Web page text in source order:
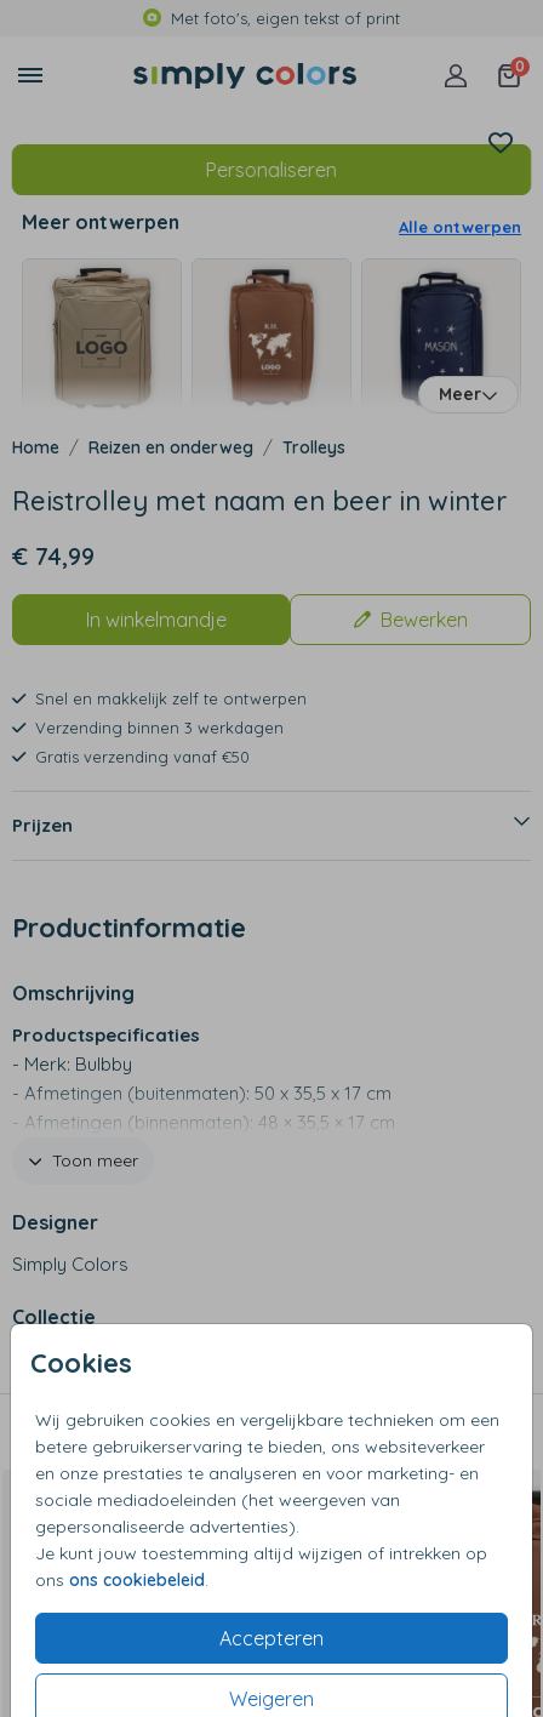
Met foto's, eigen tekst of print
0
Cookies
Wij gebruiken cookies en vergelijkbare technieken om een
betere gebruikerservaring te bieden, ons websiteverkeer
en onze prestaties te analyseren en voor marketing- en
sociale mediadoeleinden (het weergeven van
gepersonaliseerde advertenties).
Je kunt jouw toestemming altijd wijzigen of intrekken op
ons ons cookiebeleid.
Accepteren
Weigeren
Personaliseren
Meer ontwerpen Alle ontwerpen
Meer
Reizen en onderweg Trolleys
Reistrolley met naam en beer in winter
€ 74,99
In winkelmandje Bewerken
Snel en makkelijk zelf te ontwerpen
Verzending binnen 3 werkdagen
Gratis verzending vanaf €50
Prijzen
Productinformatie
Omschrijving
Productspecificaties
- Merk: Bulbby
- Afmetingen (buitenmaten): 50 x 35,5 x 17 cm
- Afmetingen (binnenmaten): 48 × 35,5 × 17 cm
- Kan als handbagage mee in vliegtuig
- 600 D materiaal
- Waterafstotend
- Uitschuifbare trekstang, binnenvak met rits en
- Trekstang mooi weggewerkt in vakje met rits
- Extra bescherming aan onderzijde en achterzijde tegen
Toon meer
Designer
Simply Colors
Collectie
Trolleys
Dit vind je misschien ook leuk